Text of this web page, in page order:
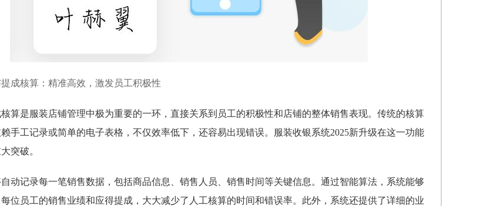
成核算：精准高效，激发员工积极性
算是服装店铺管理中极为重要的一环，直接关系到员工的积极性和店铺的整体销售表现。传统的核算
手工记录或简单的电子表格，不仅效率低下，还容易出现错误。服装收银系统2025新升级在这一功能
突破。
动记录每一笔销售数据，包括商品信息、销售人员、销售时间等关键信息。通过智能算法，系统能够
位员工的销售业绩和应得提成，大大减少了人工核算的时间和错误率。此外，系统还提供了详细的业